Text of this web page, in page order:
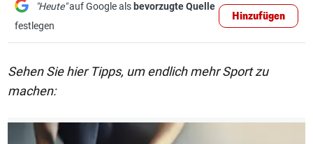
"Heute"auf Google als bevorzugte Quelle
festlegen
Hinzufügen
Sehen Sie hier Tipps, um endlich mehr Sport zu
machen:
1/4